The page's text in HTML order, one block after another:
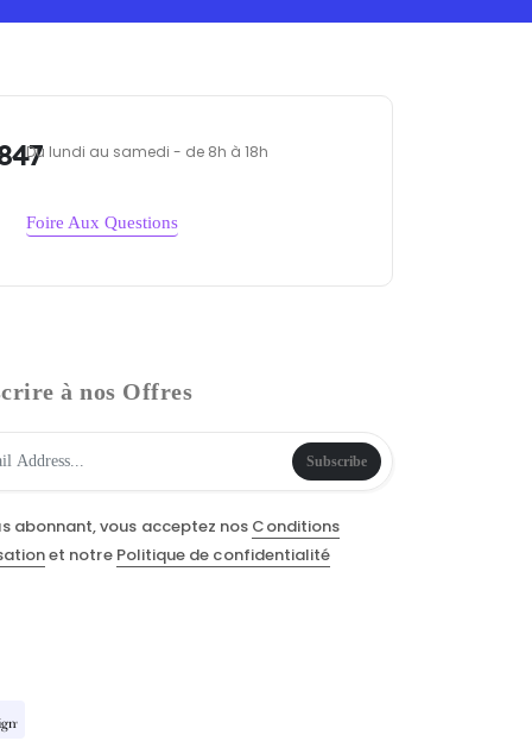
Du lundi au samedi - de 8h à 18h
Foire Aux Questions
à nos Offres
Subscribe
abonnant, vous acceptez nos Conditions
et notre Politique de confidentialité